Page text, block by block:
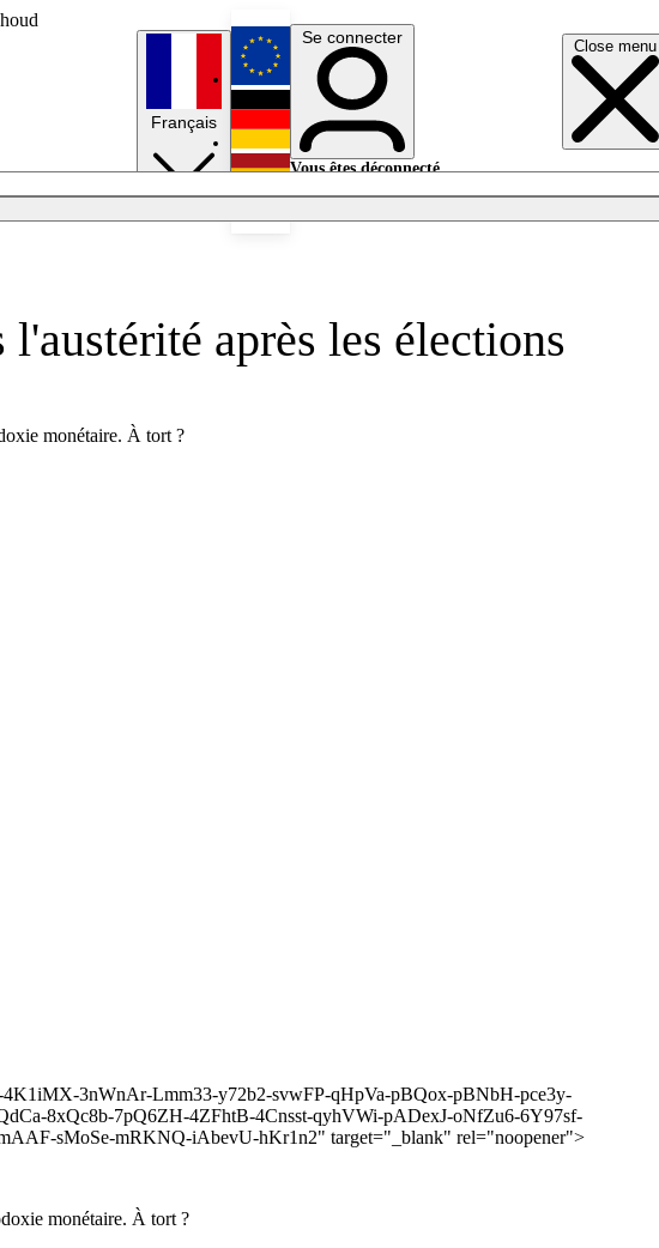
Close menu
Français
English
Deutsch
Se connecter
Vous êtes déconnecté.
après les élections
monétaire. À tort ?
4K1iMX-3nWnAr-Lmm33-y72b2-svwFP-qHpVa-pBQox-pBNbH-pce3y-
8xQc8b-7pQ6ZH-4ZFhtB-4Cnsst-qyhVWi-pADexJ-oNfZu6-6Y97sf-
sMoSe-mRKNQ-iAbevU-hKr1n2" target="_blank" rel="noopener">
monétaire. À tort ?